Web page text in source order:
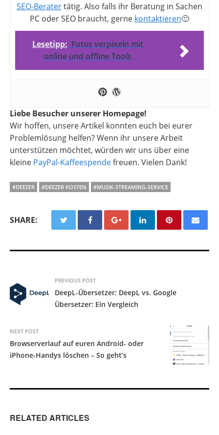
SEO-Beratertätig. Also falls ihr Beratung in Sachen
PC oder SEO braucht, gerne kontaktieren🙂
Lesetipp: Fotos verpixeln mit
online und offline Tools
Liebe Besucher unserer Homepage!
Wir hoffen, unsere Artikel konnten euch bei eurer
Problemlösung helfen? Wenn ihr unsere Arbeit
unterstützen möchtet, würden wir uns über eine
kleine PayPal-Kaffeespendefreuen. Vielen Dank!
#DEEZER #DEEZER KOSTEN #MUSIK-STREAMING-SERVICE
SHARE:
PREVIOUS POST
DeepL-Übersetzer: DeepL vs. Google
Übersetzer: Ein Vergleich
NEXT POST
Browserverlauf auf euren Android- oder
iPhone-Handys löschen – So geht’s
RELATED ARTICLES